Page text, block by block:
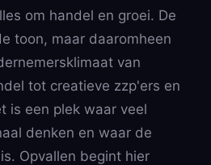
om handel en groei. De
toon, maar daaromheen
van
tot creatieve zzp'ers en
is een plek waar veel
denken en waar de
Opvallen begint hier